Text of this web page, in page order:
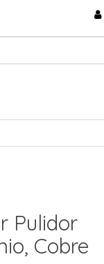
Pulidor
Cobre